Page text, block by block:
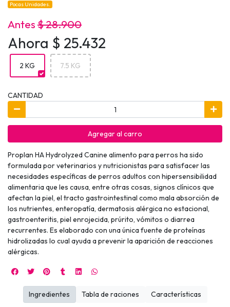
Pocas Unidades.
Antes$ 28.900
Ahora $ 25.432
2 KG 7.5 KG
CANTIDAD
Agregar al carro
Proplan HA Hydrolyzed Canine alimento para perros ha sido
formulada por veterinarios y nutricionistas para satisfacer las
necesidades específicas de perros adultos con hipersensibilidad
alimentaria que les causa, entre otras cosas, signos clínicos que
afectan la piel, el tracto gastrointestinal como mala absorción de
los nutrientes, enteropatía, dermatosis alérgica no estacional,
gastroenteritis, piel enrojecida, prúrito, vómitos o diarrea
recurrentes. Es elaborado con una única fuente de proteínas
hidrolizadas lo cual ayuda a prevenir la aparición de reacciones
alérgicas.
Ingredientes Tabla de raciones Características